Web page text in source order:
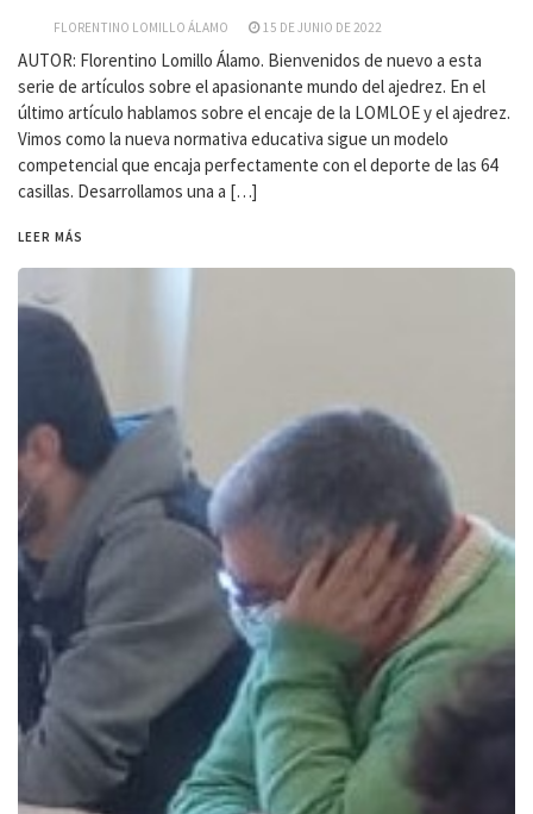
FLORENTINO LOMILLO ÁLAMO 15 DE JUNIO DE 2022
AUTOR: Florentino Lomillo Álamo. Bienvenidos de nuevo a esta
serie de artículos sobre el apasionante mundo del ajedrez. En el
último artículo hablamos sobre el encaje de la LOMLOE y el ajedrez.
Vimos como la nueva normativa educativa sigue un modelo
competencial que encaja perfectamente con el deporte de las 64
casillas. Desarrollamos una a […]
LEER MÁS